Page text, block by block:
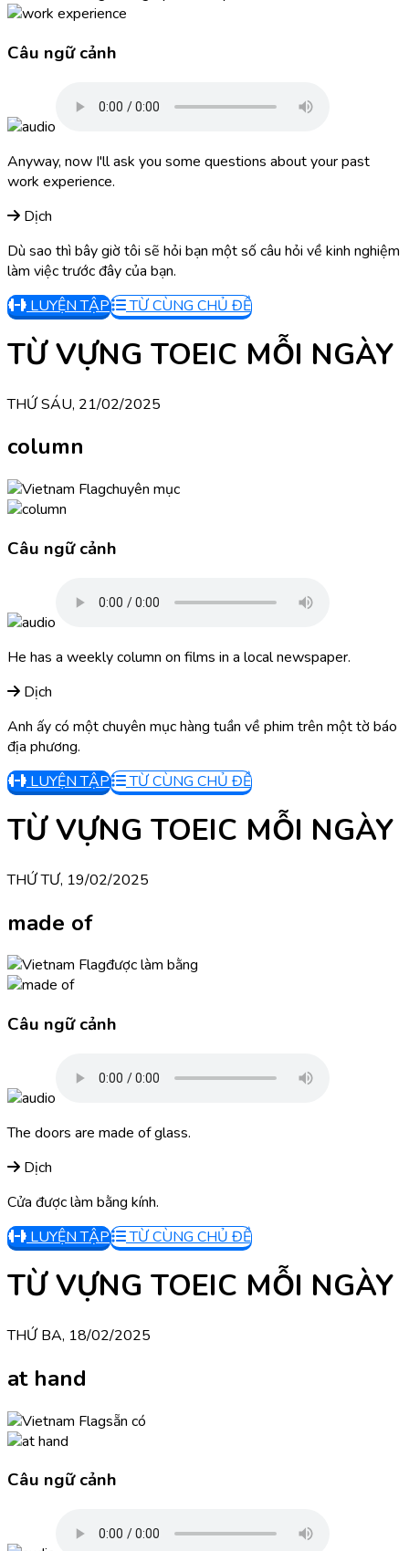
Câu ngữ cảnh
Anyway, now I'll ask you some questions about your past
work experience.
Dịch
Dù sao thì bây giờ tôi sẽ hỏi bạn một số câu hỏi về kinh nghiệm
làm việc trước đây của bạn.
LUYỆN TẬP
TỪ CÙNG CHỦ ĐỀ
TỪ VỰNG TOEIC MỖI NGÀY
THỨ SÁU, 21/02/2025
column
chuyên mục
Câu ngữ cảnh
He has a weekly column on films in a local newspaper.
Dịch
Anh ấy có một chuyên mục hàng tuần về phim trên một tờ báo
địa phương.
LUYỆN TẬP
TỪ CÙNG CHỦ ĐỀ
TỪ VỰNG TOEIC MỖI NGÀY
THỨ TƯ, 19/02/2025
made of
được làm bằng
Câu ngữ cảnh
The doors are made of glass.
Dịch
Cửa được làm bằng kính.
LUYỆN TẬP
TỪ CÙNG CHỦ ĐỀ
TỪ VỰNG TOEIC MỖI NGÀY
THỨ BA, 18/02/2025
at hand
sẵn có
Câu ngữ cảnh